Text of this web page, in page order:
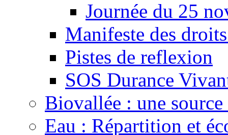
Journée du 25
Manifeste des
Pistes de reflexion
SOS Durance
Biovallée : une
Eau : Répartition et